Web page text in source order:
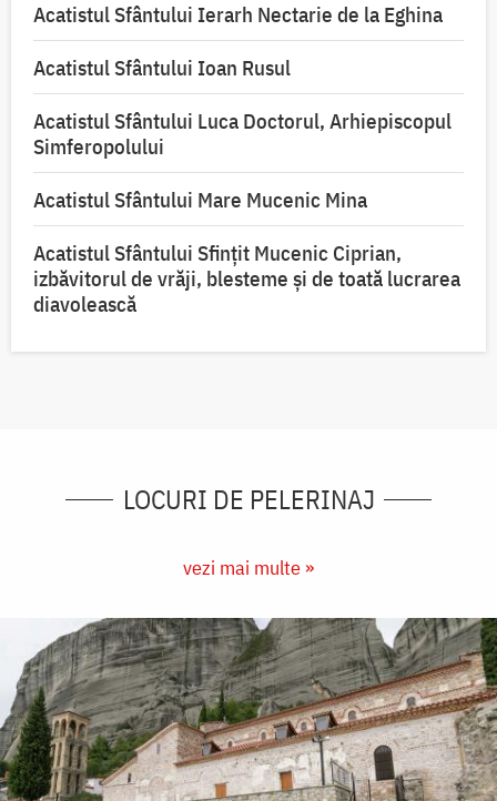
Acatistul Sfântului Ierarh Nectarie de la Eghina
Acatistul Sfântului Ioan Rusul
Acatistul Sfântului Luca Doctorul, Arhiepiscopul
Simferopolului
Acatistul Sfântului Mare Mucenic Mina
Acatistul Sfântului Sfințit Mucenic Ciprian,
izbăvitorul de vrăji, blesteme și de toată lucrarea
diavolească
LOCURI DE PELERINAJ
vezi mai multe »